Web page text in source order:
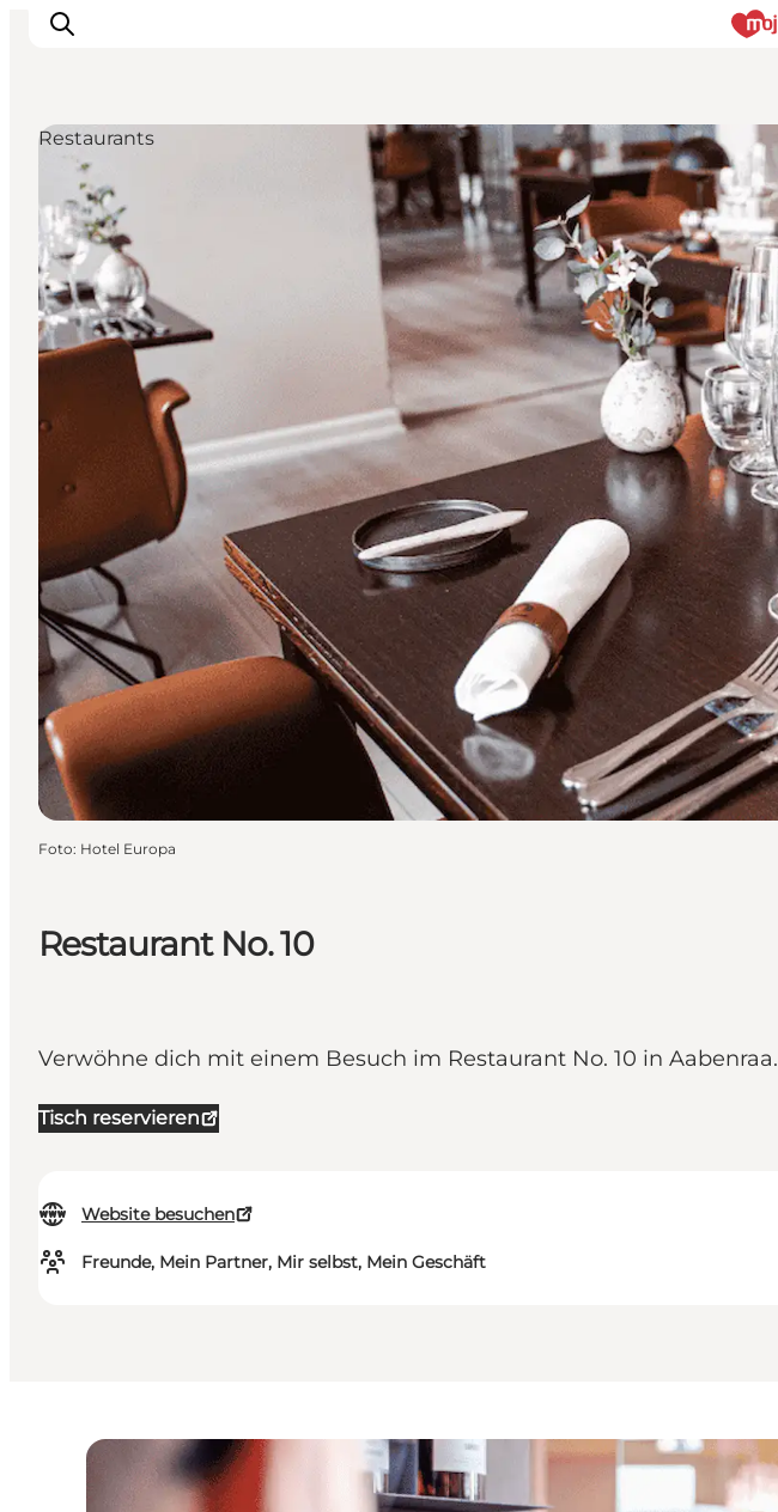
Erlebnisse
Städte und Regionen
Events
Übernachtung
Plane deine Reise
Booking
Restaurant No. 10
Verwöhne dich mit einem Besuch im Restaurant No. 10 in Aabenraa.
Tisch reservieren
Website besuchen
Freunde, Mein Partner, Mir selbst, Mein Geschäft
Restaurants
Foto: Hotel Europa